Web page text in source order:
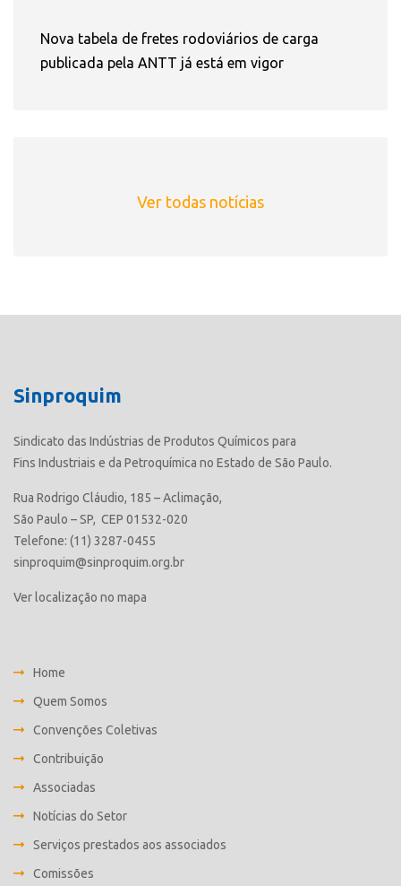
Nova tabela de fretes rodoviários de carga
publicada pela ANTT já está em vigor
Ver todas notícias
Sinproquim
Sindicato das Indústrias de Produtos Químicos para
Fins Industriais e da Petroquímica no Estado de São Paulo.
Rua Rodrigo Cláudio, 185 – Aclimação,
São Paulo – SP, CEP 01532-020
Telefone: (11) 3287-0455
sinproquim@sinproquim.org.br
Ver localização no mapa
Home
Quem Somos
Convenções Coletivas
Contribuição
Associadas
Notícias do Setor
Serviços prestados aos associados
Comissões